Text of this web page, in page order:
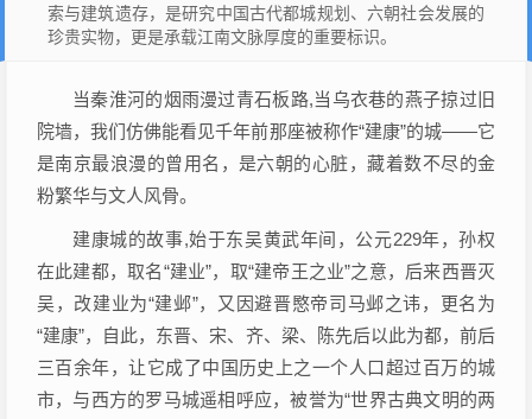
索与建筑遗存，是研究中国古代都城规划、六朝社会发展的
珍贵实物，更是承载江南文脉厚度的重要标识。
当秦淮河的烟雨漫过青石板路,当乌衣巷的燕子掠过旧
院墙，我们仿佛能看见千年前那座被称作“建康”的城——它
是南京最浪漫的曾用名，是六朝的心脏，藏着数不尽的金
粉繁华与文人风骨。
建康城的故事,始于东吴黄武年间，公元229年，孙权
在此建都，取名“建业”，取“建帝王之业”之意，后来西晋灭
吴，改建业为“建邺”，又因避晋愍帝司马邺之讳，更名为
“建康”，自此，东晋、宋、齐、梁、陈先后以此为都，前后
三百余年，让它成了中国历史上之一个人口超过百万的城
市，与西方的罗马城遥相呼应，被誉为“世界古典文明的两